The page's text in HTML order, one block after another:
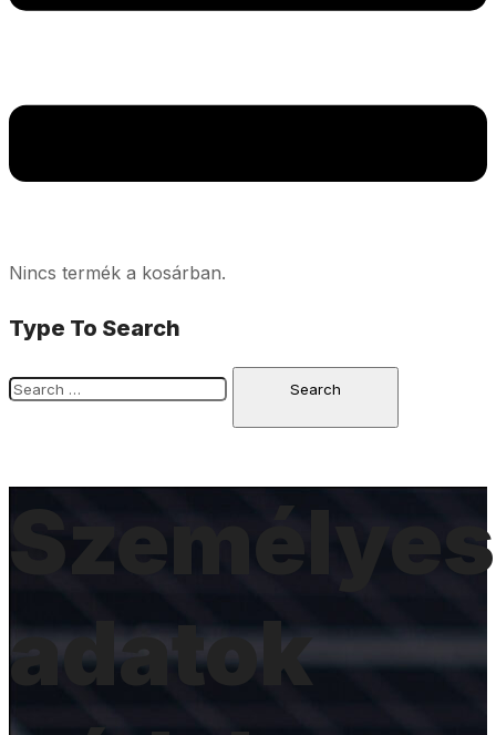
Nincs termék a kosárban.
Type To Search
Személyes
adatok